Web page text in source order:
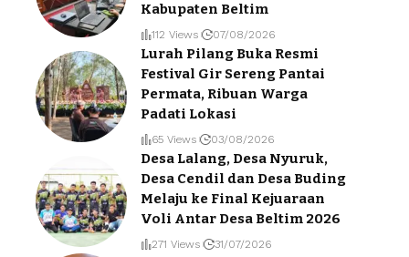
Kabupaten Beltim
112 Views 07/08/2026
Lurah Pilang Buka Resmi
Festival Gir Sereng Pantai
Permata, Ribuan Warga
Padati Lokasi
65 Views 03/08/2026
Desa Lalang, Desa Nyuruk,
Desa Cendil dan Desa Buding
Melaju ke Final Kejuaraan
Voli Antar Desa Beltim 2026
271 Views 31/07/2026